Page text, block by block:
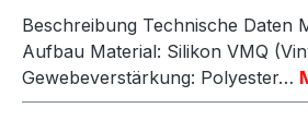
Beschreibung Technische Daten
Aufbau Material: Silikon VMQ
Gewebeverstärkung: Polyester…